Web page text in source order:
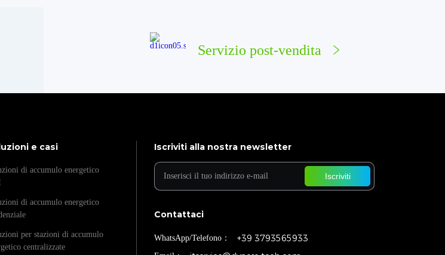
Servizio post-vendita
e casi
di accumulo energetico
di accumulo energetico
per stazioni di accumulo
centralizzate
Iscriviti alla nostra newsletter
Iscriviti
Contattaci
WhatsApp/Telefono： +39 3793565933